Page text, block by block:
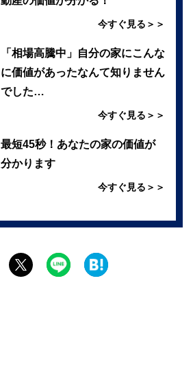
今すぐ見る＞＞
「相場高騰中」自分の家にこんな
に価値があったなんて知りません
でした…
今すぐ見る＞＞
最短45秒！あなたの家の価値が
分かります
今すぐ見る＞＞